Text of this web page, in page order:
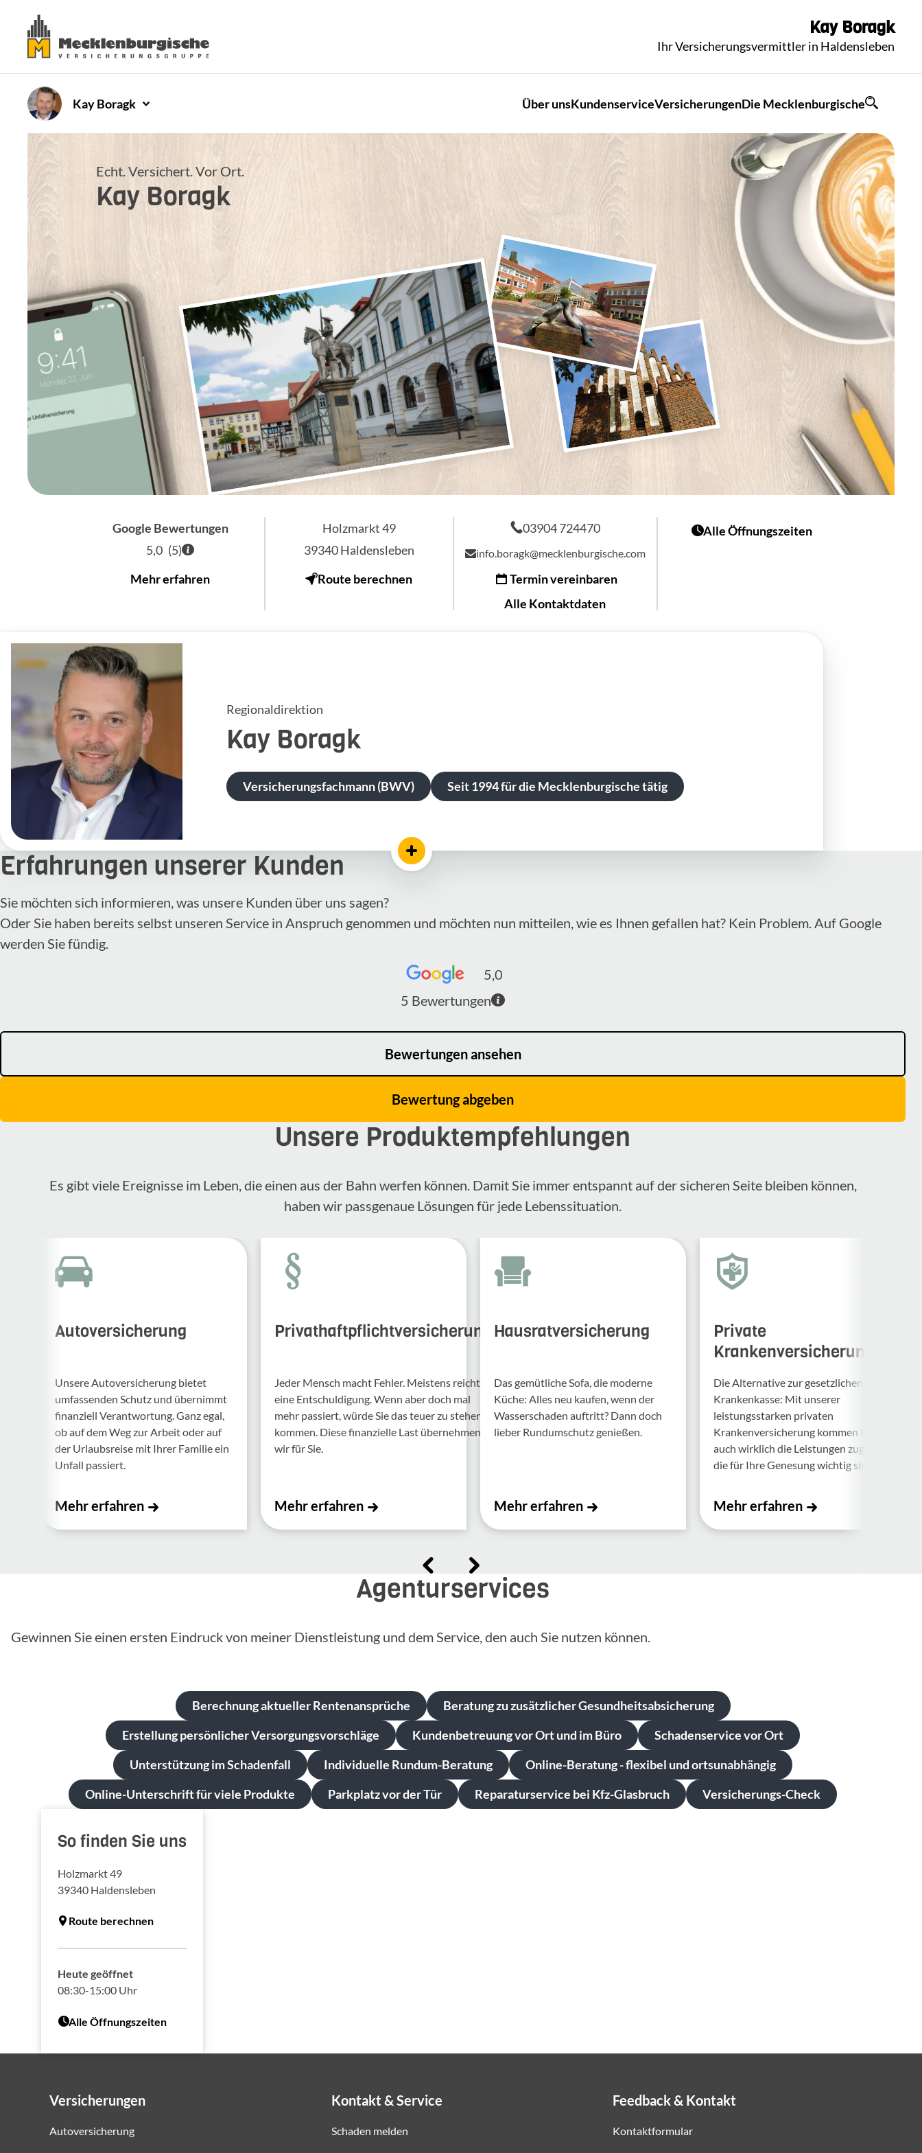
Kay Boragk
Ihr Versicherungsvermittler in Haldensleben
KayBoragk Über unsKundenserviceVersicherungenDie Mecklenburgische
Kay Boragk
Echt. Versichert. Vor Ort.
Google Bewertungen
5,0 (5)
Mehr erfahren
Holzmarkt 49
39340Haldensleben
Route berechnen
03904 724470
info.boragk@mecklenburgische.com
Termin vereinbaren
Alle Kontaktdaten
Alle Öffnungszeiten
Regionaldirektion
Kay Boragk
Versicherungsfachmann (BWV) Seit 1994 für die Mecklenburgische tätig
Erfahrungen unserer Kunden
Sie möchten sich informieren, was unsere Kunden über uns sagen?
Oder Sie haben bereits selbst unseren Service in Anspruch genommen und möchten nun mitteilen, wie es Ihnen gefallen hat? Kein Problem. Auf Google
werden Sie fündig.
5,0
5 Bewertungen
Bewertungen ansehen
Bewertung abgeben
Unsere Produktempfehlungen
Es gibt viele Ereignisse im Leben, die einen aus der Bahn werfen können. Damit Sie immer entspannt auf der sicheren Seite bleiben können,
haben wir passgenaue Lösungen für jede Lebenssituation.
Autoversicherung
Unsere Auto­ver­si­che­rung bietet
umfas­senden Schutz und über­nimmt
finan­ziell Verant­wor­tung. Ganz egal,
ob auf dem Weg zur Arbeit oder auf
der Urlaubs­reise mit Ihrer Familie ein
Unfall passiert.
Mehr erfahren
Privathaftpflichtversicherung
Jeder Mensch macht Fehler. Meis­tens reicht
eine Entschul­di­gung. Wenn aber doch mal
mehr passiert, würde Sie das teuer zu stehen
kommen. Diese finan­zi­elle Last über­nehmen
wir für Sie.
Mehr erfahren
Hausratversicherung
Das gemütliche Sofa, die moderne
Küche: Alles neu kaufen, wenn der
Wasserschaden auftritt? Dann doch
lieber Rundumschutz genießen.
Mehr erfahren
Private
Krankenversicherung
Die Alternative zur gesetzlichen
Krankenkasse: Mit unserer
leistungsstarken privaten
Krankenversicherung kommen Ihnen
auch wirklich die Leistungen zugute,
die für Ihre Genesung wichtig sind.
Mehr erfahren
Agenturservices
Gewinnen Sie einen ersten Eindruck von meiner Dienstleistung und dem Service, den auch Sie nutzen können.
Berechnung aktueller Rentenansprüche
Beratung zu zusätzlicher Gesundheitsabsicherung
Erstellung persönlicher Versorgungsvorschläge
Kundenbetreuung vor Ort und im Büro
Schadenservice vor Ort
Unterstützung im Schadenfall
Individuelle Rundum-Beratung
Online-Beratung - flexibel und ortsunabhängig
Online-Unterschrift für viele Produkte
Parkplatz vor der Tür Reparaturservice bei Kfz-Glasbruch Versicherungs-Check
So finden Sie uns
Holzmarkt 49
39340 Haldensleben
Route berechnen
Heute geöffnet
08:30-15:00 Uhr
Alle Öffnungszeiten
Versicherungen
Autoversicherung
Kontakt & Service
Schaden melden
Feedback & Kontakt
Kontaktformular